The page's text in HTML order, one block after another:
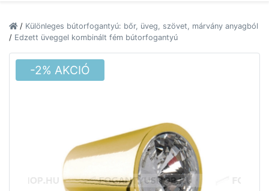
/ Különleges bútorfogantyú: bőr, üveg, szövet, márvány anyagból
/ Edzett üveggel kombinált fém bútorfogantyú
-2% AKCIÓ